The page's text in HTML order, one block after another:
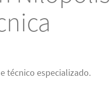
técnico especializado.